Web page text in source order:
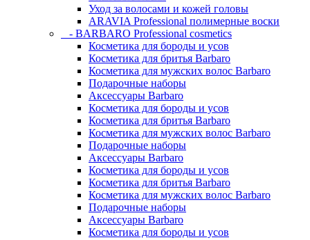
Уход за волосами и кожей головы
ARAVIA Professional полимерные воски
- BARBARO Professional cosmetics
Косметика для бороды и усов
Косметика для бритья Barbaro
Косметика для мужских волос Barbaro
Подарочные наборы
Аксессуары Barbaro
Косметика для бороды и усов
Косметика для бритья Barbaro
Косметика для мужских волос Barbaro
Подарочные наборы
Аксессуары Barbaro
Косметика для бороды и усов
Косметика для бритья Barbaro
Косметика для мужских волос Barbaro
Подарочные наборы
Аксессуары Barbaro
Косметика для бороды и усов